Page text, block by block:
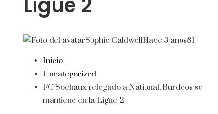
Sophie CaldwellHace 3 años81
Inicio
Uncategorized
FC Sochaux relegado a National, Burdeos se
mantiene en la Ligue 2